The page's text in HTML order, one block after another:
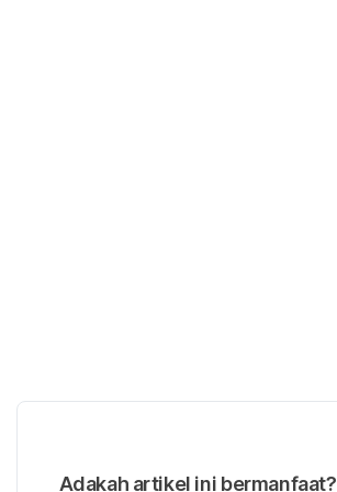
Adakah artikel ini bermanfaat?